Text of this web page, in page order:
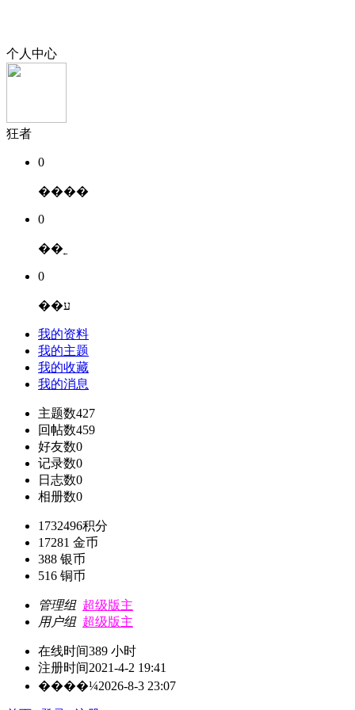
个人中心
狂者
0
����
0
��˿
0
��ע
我的资料
我的主题
我的收藏
我的消息
主题数427
回帖数459
好友数0
记录数0
日志数0
相册数0
1732496积分
17281 金币
388 银币
516 铜币
管理组 超级版主
用户组 超级版主
在线时间389 小时
注册时间2021-4-2 19:41
����¼2026-8-3 23:07